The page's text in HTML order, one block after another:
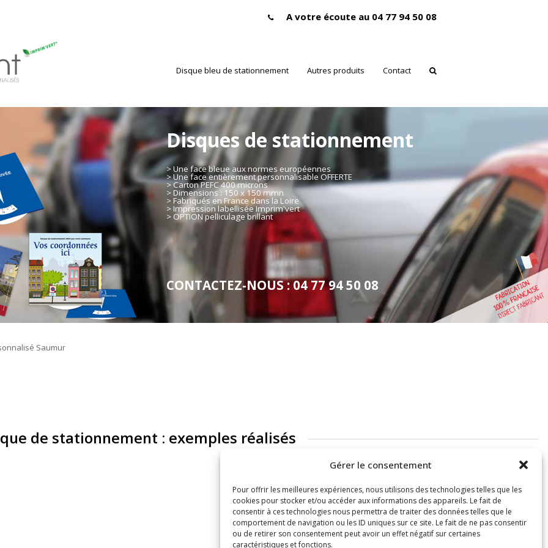
Gérer le consentement
Pour offrir les meilleures expériences, nous utilisons des technologies telles que les
cookies pour stocker et/ou accéder aux informations des appareils. Le fait de
consentir à ces technologies nous permettra de traiter des données telles que le
comportement de navigation ou les ID uniques sur ce site. Le fait de ne pas consentir
ou de retirer son consentement peut avoir un effet négatif sur certaines
caractéristiques et fonctions.
A votre écoute au 04 77 94 50 08
Disque bleu de stationnement Autres produits Contact
Disques de stationnement
> Une face bleue aux normes européennes
> Une face entièrement personnalisable OFFERTE
> Carton PEFC 400 microns
> Dimensions : 150 x 150 mmn
> Fabriqués en France dans la Loire
> Impression labellisée Imprim'vert
> OPTION pelliculage brillant
CONTACTEZ-NOUS : 04 77 94 50 08
de stationnement : exemples réalisés